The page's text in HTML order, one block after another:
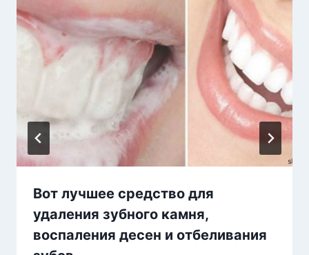
Вот лучшее средство для
удаления зубного камня,
воспаления десен и отбеливания